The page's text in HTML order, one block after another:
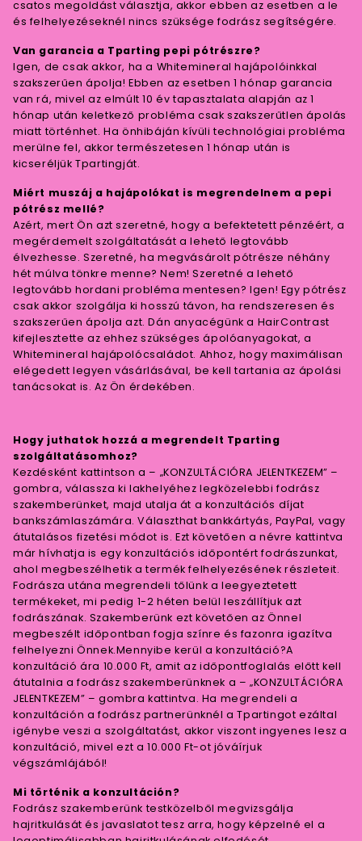
csatos megoldást választja, akkor ebben az esetben a le
és felhelyezéseknél nincs szüksége fodrász segítségére.
Van garancia a Tparting pepi pótrészre?
Igen, de csak akkor, ha a Whitemineral hajápolóinkkal
szakszerűen ápolja! Ebben az esetben 1 hónap garancia
van rá, mivel az elmúlt 10 év tapasztalata alapján az 1
hónap után keletkező probléma csak szakszerűtlen ápolás
miatt történhet. Ha önhibáján kívüli technológiai probléma
merülne fel, akkor természetesen 1 hónap után is
kicseréljük Tpartingját.
Miért muszáj a hajápolókat is megrendelnem a pepi
pótrész mellé?
Azért, mert Ön azt szeretné, hogy a befektetett pénzéért, a
megérdemelt szolgáltatását a lehető legtovább
élvezhesse. Szeretné, ha megvásárolt pótrésze néhány
hét múlva tönkre menne? Nem! Szeretné a lehető
legtovább hordani probléma mentesen? Igen! Egy pótrész
csak akkor szolgálja ki hosszú távon, ha rendszeresen és
szakszerűen ápolja azt. Dán anyacégünk a HairContrast
kifejlesztette az ehhez szükséges ápolóanyagokat, a
Whitemineral hajápolócsaládot. Ahhoz, hogy maximálisan
elégedett legyen vásárlásával, be kell tartania az ápolási
tanácsokat is. Az Ön érdekében.
Hogy juthatok hozzá a megrendelt Tparting
szolgáltatásomhoz?
Kezdésként kattintson a – „KONZULTÁCIÓRA JELENTKEZEM” –
gombra, válassza ki lakhelyéhez legközelebbi fodrász
szakemberünket, majd utalja át a konzultációs díjat
bankszámlaszámára. Választhat bankkártyás, PayPal, vagy
átutalásos fizetési módot is. Ezt követően a névre kattintva
már hívhatja is egy konzultációs időpontért fodrászunkat,
ahol megbeszélhetik a termék felhelyezésének részleteit.
Fodrásza utána megrendeli tőlünk a leegyeztetett
termékeket, mi pedig 1-2 héten belül leszállítjuk azt
fodrászának. Szakemberünk ezt követően az Önnel
megbeszélt időpontban fogja színre és fazonra igazítva
felhelyezni Önnek.Mennyibe kerül a konzultáció?A
konzultáció ára 10.000 Ft, amit az időpontfoglalás előtt kell
átutalnia a fodrász szakemberünknek a – „KONZULTÁCIÓRA
JELENTKEZEM” – gombra kattintva. Ha megrendeli a
konzultáción a fodrász partnerünknél a Tpartingot ezáltal
igénybe veszi a szolgáltatást, akkor viszont ingyenes lesz a
konzultáció, mivel ezt a 10.000 Ft-ot jóváírjuk
végszámlájából!
Mi történik a konzultáción?
Fodrász szakemberünk testközelből megvizsgálja
hajritkulását és javaslatot tesz arra, hogy képzelné el a